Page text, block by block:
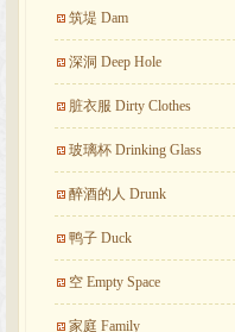
筑堤 Dam
深洞 Deep Hole
脏衣服 Dirty Clothes
玻璃杯 Drinking Glass
醉酒的人 Drunk
鸭子 Duck
空 Empty Space
家庭 Family